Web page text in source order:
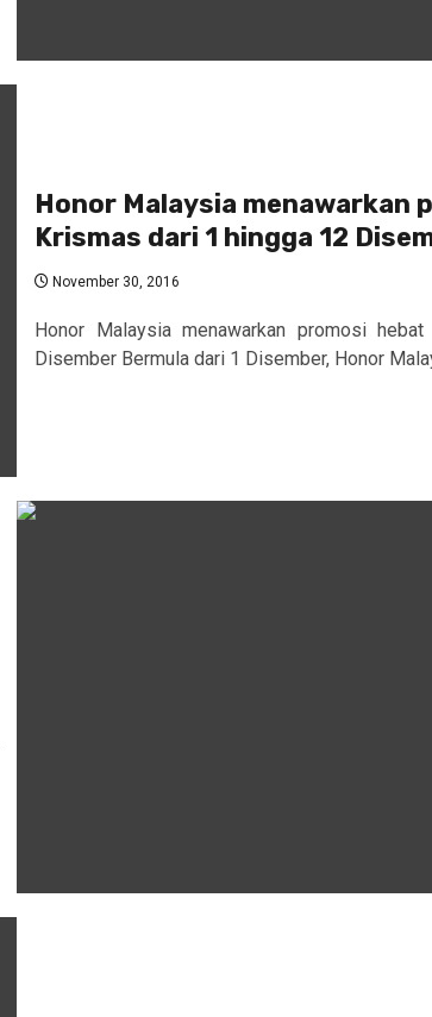
Honor Malaysia menawarkan
Krismas dari 1 hingga 12
November 30, 2016
Honor Malaysia menawarkan promosi
Disember Bermula dari 1 Disember, Honor